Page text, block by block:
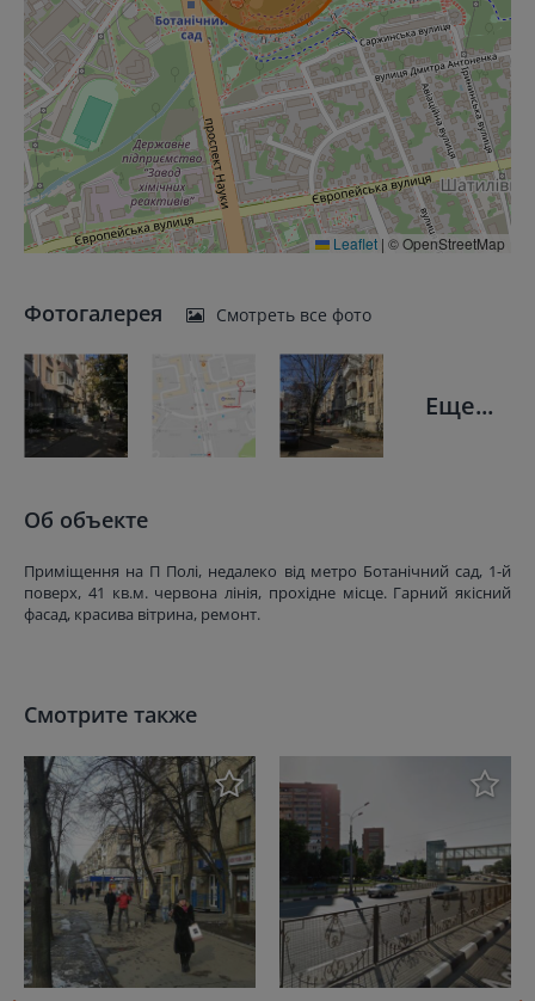
Leaflet | © OpenStreetMap
Фотогалерея Смотреть все фото
Еще...
Об объекте
Приміщення на П Полі, недалеко від метро Ботанічний сад, 1-й
поверх, 41 кв.м. червона лінія, прохідне місце. Гарний якісний
фасад, красива вітрина, ремонт.
Смотрите также